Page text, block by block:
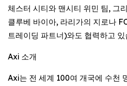
체스터 시티와 맨시티 위민 팀, 그
클루베 바이아, 라리가의 지로나
트레이딩 파트너)와도 협력하고 있
Axi 소개
Axi는 전 세계 100여 개국에 수천